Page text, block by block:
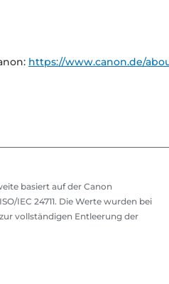
https://www.canon.de/
basiert auf der Canon
IEC 24711. Die Werte wurden bei
vollständigen Entleerung der